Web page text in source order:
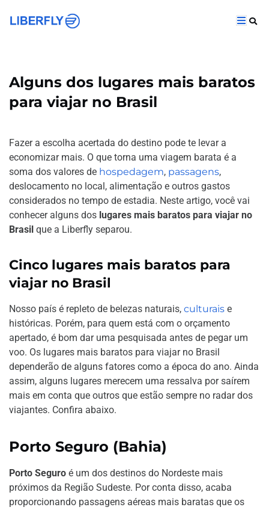
Alguns dos lugares mais baratos
para viajar no Brasil
Fazer a escolha acertada do destino pode te levar a
economizar mais. O que torna uma viagem barata é a
soma dos valores de hospedagem, passagens,
deslocamento no local, alimentação e outros gastos
considerados no tempo de estadia. Neste artigo, você vai
conhecer alguns dos lugares mais baratos para viajar no
Brasil que a Liberfly separou.
Cinco lugares mais baratos para
viajar no Brasil
Nosso país é repleto de belezas naturais, culturais e
históricas. Porém, para quem está com o orçamento
apertado, é bom dar uma pesquisada antes de pegar um
voo. Os lugares mais baratos para viajar no Brasil
dependerão de alguns fatores como a época do ano. Ainda
assim, alguns lugares merecem uma ressalva por saírem
mais em conta que outros que estão sempre no radar dos
viajantes. Confira abaixo.
Porto Seguro (Bahia)
Porto Seguro é um dos destinos do Nordeste mais
próximos da Região Sudeste. Por conta disso, acaba
proporcionando passagens aéreas mais baratas que os